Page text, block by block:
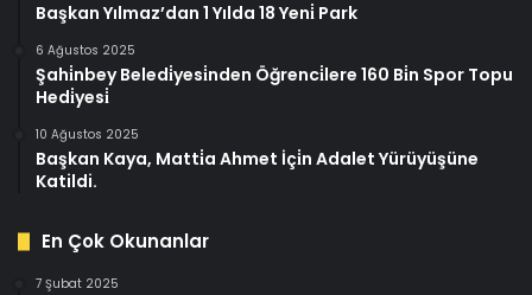
Başkan Yılmaz’dan 1 Yılda 18 Yeni̇ Park
6 Ağustos 2025
Şahi̇nbey Beledi̇yesi̇nden Öğrenci̇lere 160 Bi̇n Spor Topu
Hedi̇yesi̇
10 Ağustos 2025
Başkan Kaya, Matti̇a Ahmet İçi̇n Adalet Yürüyüşüne
Katildi.
En Çok Okunanlar
7 Şubat 2025